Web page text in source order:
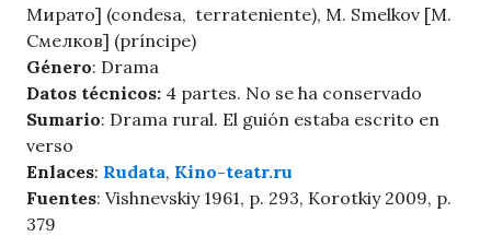
Мирато] (condesa, terrateniente), M. Smelkov [М.
Смелков] (príncipe)
Género: Drama
Datos técnicos: 4 partes. No se ha conservado
Sumario: Drama rural. El guión estaba escrito en
verso
Enlaces: Rudata, Kino-teatr.ru
Fuentes: Vishnevskiy 1961, p. 293, Korotkiy 2009, p.
379